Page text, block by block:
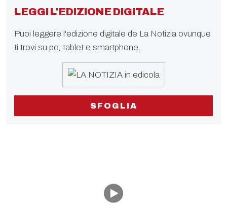
LEGGI L'EDIZIONE DIGITALE
Puoi leggere l'edizione digitale de La Notizia ovunque
ti trovi su pc, tablet e smartphone.
SFOGLIA